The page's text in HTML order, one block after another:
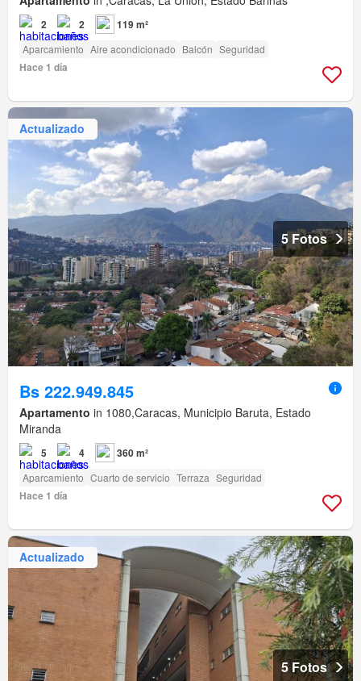
2 2 119 m²
Aparcamiento Aire acondicionado Balcón Seguridad
Hace 1 día
Actualizado
5 Fotos
Bs 222.949.845
Apartamento in 1080,Caracas, Municipio Baruta, Estado
Miranda
5 4 360 m²
Aparcamiento Cuarto de servicio Terraza Seguridad
Hace 1 día
Actualizado
5 Fotos